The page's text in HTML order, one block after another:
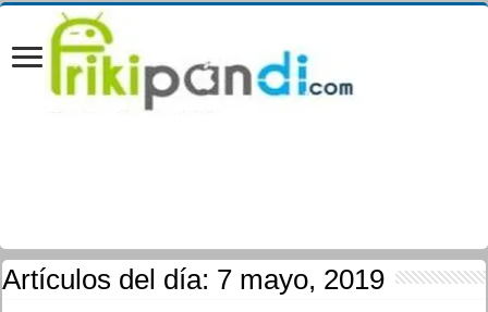
Artículos del día: 7 mayo, 2019